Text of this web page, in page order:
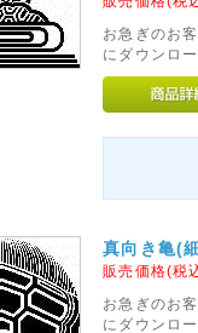
お急ぎのお
にダウンロ
真向き亀(
販売価格(税
お急ぎのお
にダウンロ